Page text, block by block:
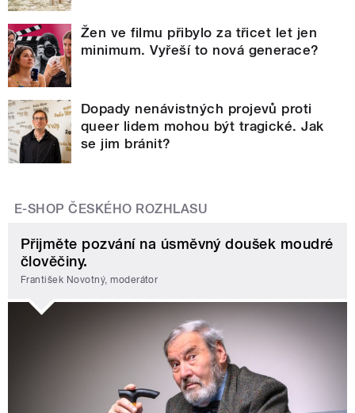
Žen ve filmu přibylo za třicet let jen
minimum. Vyřeší to nová generace?
Dopady nenávistných projevů proti
queer lidem mohou být tragické. Jak
se jim bránit?
E-SHOP ČESKÉHO ROZHLASU
Přijměte pozvání na úsměvný doušek moudré
člověčiny.
František Novotný, moderátor